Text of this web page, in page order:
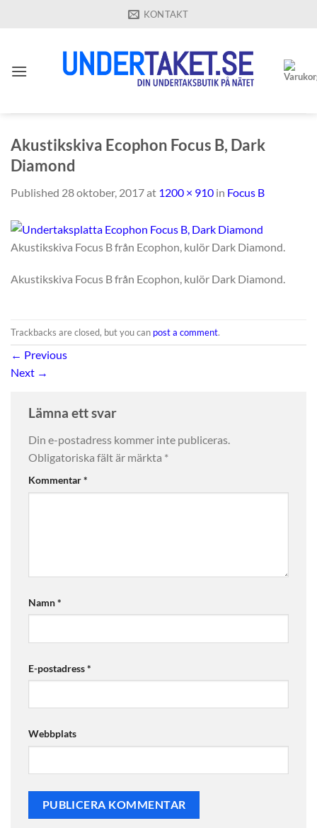
KONTAKT
Akustikskiva Ecophon Focus B, Dark
Diamond
Published 28 oktober, 2017at 1200 × 910 in Focus B
Akustikskiva Focus B från Ecophon, kulör Dark Diamond.
Akustikskiva Focus B från Ecophon, kulör Dark Diamond.
Trackbacks are closed, but you can post a comment.
← Previous
Next →
Lämna ett svar
Din e-postadress kommer inte publiceras.
Obligatoriska fält är märkta *
Kommentar*
Namn*
E-postadress*
Webbplats